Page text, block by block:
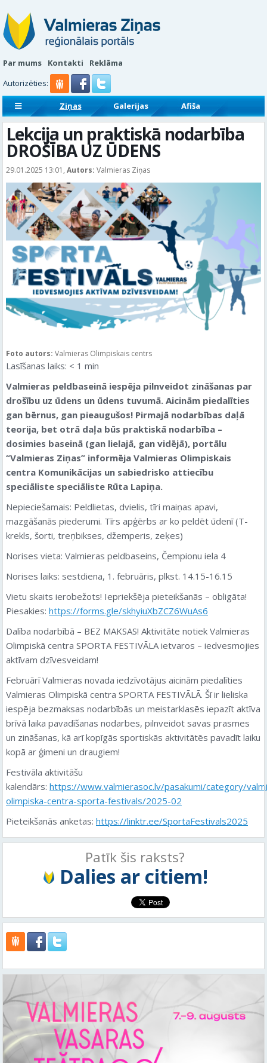
Par mums Kontakti
Reklāma
Autorizēties:
Ziņas Galerijas
Afiša
Sludinājumi
Lekcija un praktiskā nodarbība
DROŠĪBA UZ ŪDENS
29.01.2025 13:01, Autors: Valmieras Ziņas
Foto autors: Valmieras Olimpiskais centrs
Lasīšanas laiks: < 1 min
Valmieras peldbaseinā iespēja pilnveidot zināšanas par
drošību uz ūdens un ūdens tuvumā. Aicinām piedalīties
gan bērnus, gan pieaugušos! Pirmajā nodarbības daļā
teorija, bet otrā daļa būs praktiskā nodarbība –
dosimies baseinā (gan lielajā, gan vidējā), portālu
“Valmieras Ziņas” informēja Valmieras Olimpiskais
centra Komunikācijas un sabiedrisko attiecību
speciāliste speciāliste Rūta Lapiņa.
Nepieciešamais: Peldlietas, dvielis, tīri maiņas apavi,
mazgāšanās piederumi. Tīrs apģērbs ar ko peldēt ūdenī (T-
krekls, šorti, treņbikses, džemperis, zeķes)
Norises vieta: Valmieras peldbaseins, Čempionu iela 4
Norises laiks: sestdiena, 1. februāris, plkst. 14.15-16.15
Vietu skaits ierobežots! Iepriekšēja pieteikšanās – obligāta!
Piesakies: https://forms.gle/skhyiuXbZCZ6WuAs6
Dalība nodarbībā – BEZ MAKSAS! Aktivitāte notiek Valmieras
Olimpiskā centra SPORTA FESTIVĀLA ietvaros – iedvesmojies
aktīvam dzīvesveidam!
Februārī Valmieras novada iedzīvotājus aicinām piedalīties
Valmieras Olimpiskā centra SPORTA FESTIVĀLĀ. Šī ir lieliska
iespēja bezmaksas nodarbībās un meistarklasēs iepazīt aktīva
brīvā laika pavadīšanas nodarbes, pilnveidot savas prasmes
un zināšanas, kā arī kopīgās sportiskās aktivitātēs pavadīt laiku
kopā ar ģimeni un draugiem!
Festivāla aktivitāšu
kalendārs: https://www.valmierasoc.lv/pasakumi/category/
olimpiska-centra-sporta-festivals/2025-02
Pieteikšanās anketas: https://linktr.ee/SportaFestivals2025
Patīk šis raksts?
Dalies ar citiem!